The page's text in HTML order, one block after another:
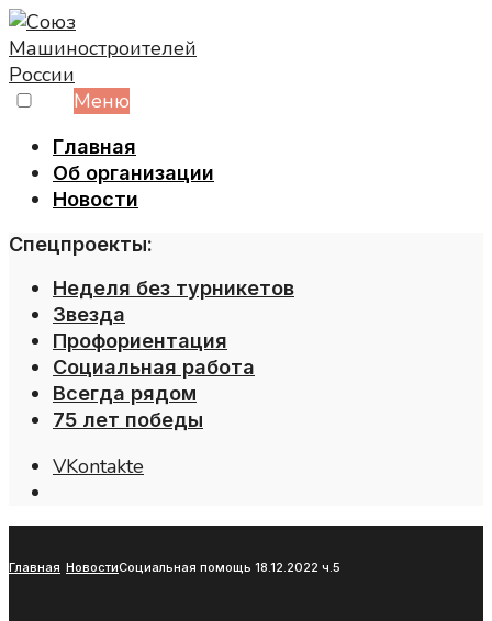
Skip
to
content
Меню
Главная
Об организации
Новости
Спецпроекты:
Неделя без турникетов
Звезда
Профориентация
Социальная работа
Всегда рядом
75 лет победы
VKontakte
Главная НовостиСоциальная помощь 18.12.2022 ч.5